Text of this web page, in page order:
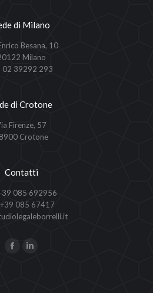
di Milano
Besana, 10
Milano
02 39292 293
di Crotone
Firenze, 57
Crotone
Contatti
085 692956
085 67417
FacebookLinkedin